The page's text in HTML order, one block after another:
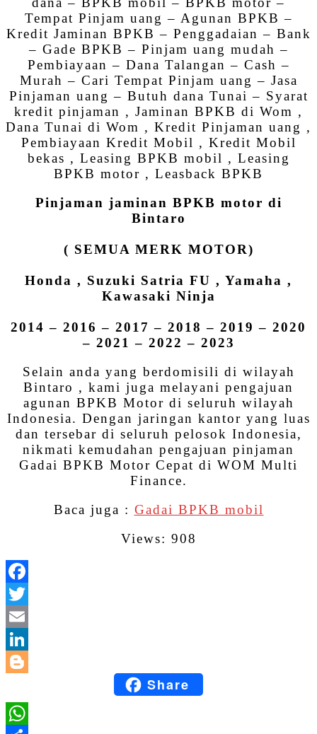
Tempat Pinjam uang – Agunan BPKB –
Kredit Jaminan BPKB – Penggadaian – Bank
– Gade BPKB – Pinjam uang mudah –
Pembiayaan – Dana Talangan – Cash –
Murah – Cari Tempat Pinjam uang – Jasa
Pinjaman uang – Butuh dana Tunai – Syarat
kredit pinjaman , Jaminan BPKB di Wom ,
Dana Tunai di Wom , Kredit Pinjaman uang ,
Pembiayaan Kredit Mobil , Kredit Mobil
bekas , Leasing BPKB mobil , Leasing
BPKB motor , Leasback BPKB
Pinjaman jaminan BPKB motor di
Bintaro
( SEMUA MERK MOTOR)
Honda , Suzuki Satria FU , Yamaha ,
Kawasaki Ninja
2014 – 2016 – 2017 – 2018 – 2019 – 2020
– 2021 – 2022 – 2023
Selain anda yang berdomisili di wilayah
Bintaro , kami juga melayani pengajuan
agunan BPKB Motor di seluruh wilayah
Indonesia. Dengan jaringan kantor yang luas
dan tersebar di seluruh pelosok Indonesia,
nikmati kemudahan pengajuan pinjaman
Gadai BPKB Motor Cepat di WOM Multi
Finance.
Baca juga : Gadai BPKB mobil
Views: 908
BloggerShare